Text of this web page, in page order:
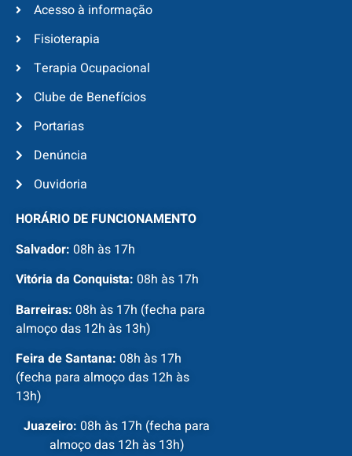
Acesso à informação
Fisioterapia
Terapia Ocupacional
Clube de Benefícios
Portarias
Denúncia
Ouvidoria
HORÁRIO DE FUNCIONAMENTO
Salvador: 08h às 17h
Vitória da Conquista: 08h às 17h
Barreiras: 08h às 17h (fecha para
almoço das 12h às 13h)
Feira de Santana: 08h às 17h
(fecha para almoço das 12h às
13h)
Juazeiro: 08h às 17h (fecha para
almoço das 12h às 13h)